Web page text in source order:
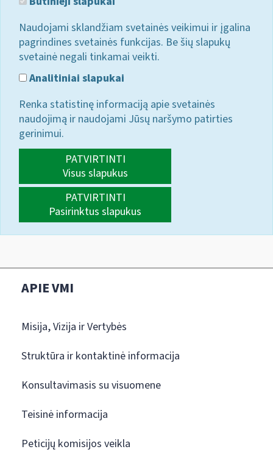
Naudojami sklandžiam svetainės veikimui ir įgalina
pagrindines svetainės funkcijas. Be šių slapukų
svetainė negali tinkamai veikti.
Analitiniai slapukai
Renka statistinę informaciją apie svetainės
naudojimą ir naudojami Jūsų naršymo patirties
gerinimui.
PATVIRTINTI
Visus slapukus
PATVIRTINTI
Pasirinktus slapukus
APIE VMI
Misija, Vizija ir Vertybės
Struktūra ir kontaktinė informacija
Konsultavimasis su visuomene
Teisinė informacija
Peticijų komisijos veikla